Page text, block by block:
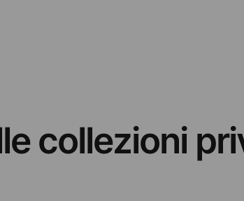
collezioni